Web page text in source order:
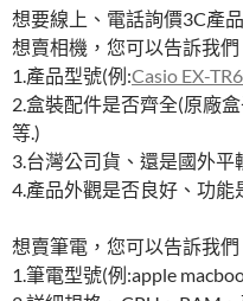
想要線上、電話詢價3C產
想賣相機，您可以告訴我們
1.產品型號(例:Casio EX-
2.盒裝配件是否齊全(原廠
等.)
3.台灣公司貨、還是國外
4.產品外觀是否良好、功能
想賣筆電，您可以告訴我們
1.筆電型號(例:apple